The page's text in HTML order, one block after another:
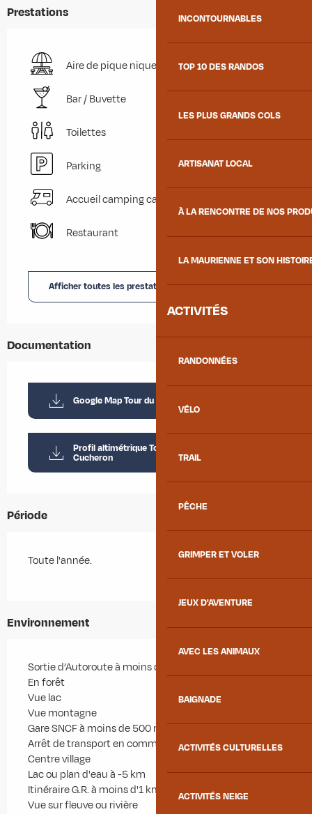
INCONTOURNABLES
TOP 10 DES RANDOS
LES PLUS GRANDS COLS
ARTISANAT LOCAL
À LA RENCONTRE DE NOS
LA MAURIENNE ET SON
ACTIVITÉS
RANDONNÉES
VÉLO
TRAIL
PÊCHE
GRIMPER ET VOLER
JEUX D'AVENTURE
AVEC LES ANIMAUX
BAIGNADE
ACTIVITÉS CULTURELLES
ACTIVITÉS NEIGE
Prestations
Aire de pique nique
Bar / Buvette
Toilettes
Parking
Accueil camping car
Restaurant
Afficher toutes les prestations
Documentation
Google Map Tour du Col du Grand Cucheron
Profil altimétrique Tour du Col du Grand
Cucheron
Période
Toute l'année.
Environnement
Sortie d’Autoroute à moins de 5 km
En forêt
Vue lac
Vue montagne
Gare SNCF à moins de 500 m
Arrêt de transport en commun à moins de 500 m
Centre village
Lac ou plan d'eau à -5 km
Itinéraire G.R. à moins d'1 km
Vue sur fleuve ou rivière